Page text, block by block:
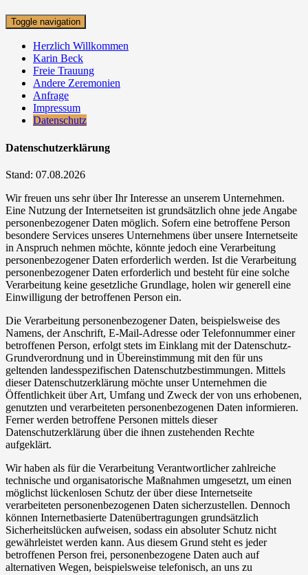
Toggle navigation
Herzlich Willkommen
Karin Beck
Freie Trauung
Andere Zeremonien
Anfrage
Impressum
Datenschutz
Datenschutzerklärung
Stand: 07.08.2026
Wir freuen uns sehr über Ihr Interesse an unserem Unternehmen.
Eine Nutzung der Internetseiten ist grundsätzlich ohne jede Angabe
personenbezogener Daten möglich. Sofern eine betroffene Person
besondere Services unseres Unternehmens über unsere Internetseite
in Anspruch nehmen möchte, könnte jedoch eine Verarbeitung
personenbezogener Daten erforderlich werden. Ist die Verarbeitung
personenbezogener Daten erforderlich und besteht für eine solche
Verarbeitung keine gesetzliche Grundlage, holen wir generell eine
Einwilligung der betroffenen Person ein.
Die Verarbeitung personenbezogener Daten, beispielsweise des
Namens, der Anschrift, E-Mail-Adresse oder Telefonnummer einer
betroffenen Person, erfolgt stets im Einklang mit der Datenschutz-
Grundverordnung und in Übereinstimmung mit den für uns
geltenden landesspezifischen Datenschutzbestimmungen. Mittels
dieser Datenschutzerklärung möchte unser Unternehmen die
Öffentlichkeit über Art, Umfang und Zweck der von uns erhobenen,
genutzten und verarbeiteten personenbezogenen Daten informieren.
Ferner werden betroffene Personen mittels dieser
Datenschutzerklärung über die ihnen zustehenden Rechte
aufgeklärt.
Wir haben als für die Verarbeitung Verantwortlicher zahlreiche
technische und organisatorische Maßnahmen umgesetzt, um einen
möglichst lückenlosen Schutz der über diese Internetseite
verarbeiteten personenbezogenen Daten sicherzustellen. Dennoch
können Internetbasierte Datenübertragungen grundsätzlich
Sicherheitslücken aufweisen, sodass ein absoluter Schutz nicht
gewährleistet werden kann. Aus diesem Grund steht es jeder
betroffenen Person frei, personenbezogene Daten auch auf
alternativen Wegen, beispielsweise telefonisch, an uns zu